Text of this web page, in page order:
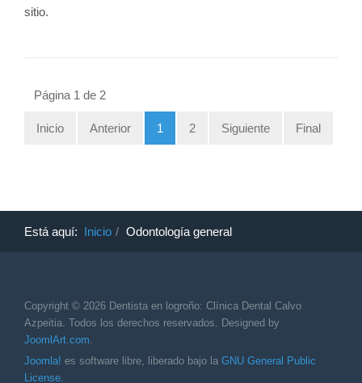
sitio.
Página 1 de 2
Inicio Anterior 1 2 Siguiente Final
Está aquí: Inicio Odontología general
Copyright © 2026 Dentista en logroño: Clínica Dental Calvo
Azpeitia. Todos los derechos reservados. Designed by
JoomlArt.com.
Joomla! es software libre, liberado bajo la GNU General Public
License.